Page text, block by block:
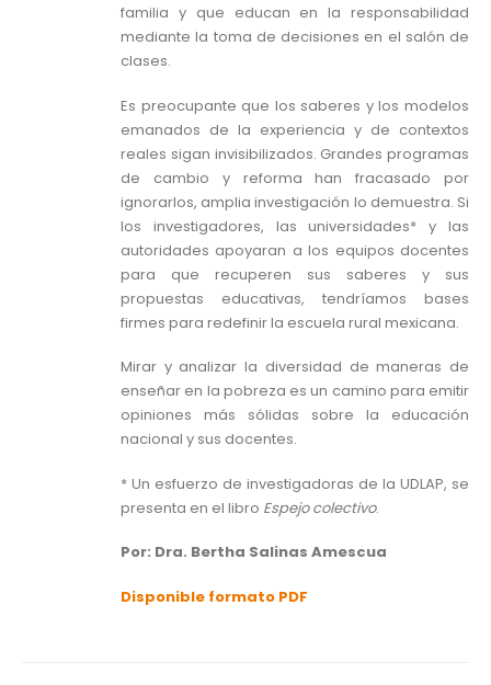
familia y que educan en la responsabilidad
mediante la toma de decisiones en el salón de
clases.
Es preocupante que los saberes y los modelos
emanados de la experiencia y de contextos
reales sigan invisibilizados. Grandes programas
de cambio y reforma han fracasado por
ignorarlos, amplia investigación lo demuestra. Si
los investigadores, las universidades* y las
autoridades apoyaran a los equipos docentes
para que recuperen sus saberes y sus
propuestas educativas, tendríamos bases
firmes para redefinir la escuela rural mexicana.
Mirar y analizar la diversidad de maneras de
enseñar en la pobreza es un camino para emitir
opiniones más sólidas sobre la educación
nacional y sus docentes.
* Un esfuerzo de investigadoras de la UDLAP, se
presenta en el libro Espejo colectivo.
Por: Dra. Bertha Salinas Amescua
Disponible formato PDF